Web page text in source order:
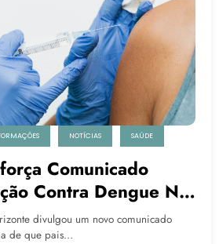
NOTÍCIAS SAÚDE
Comunicado
Contra Dengue Na
divulgou um novo comunicado
de que pais…